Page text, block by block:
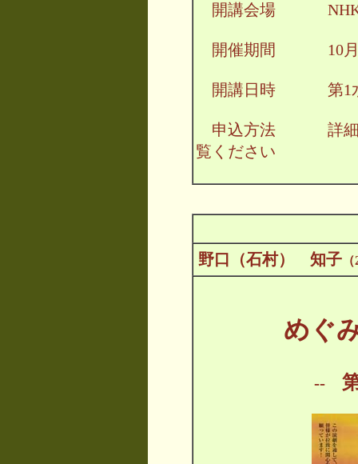
開講会場 NHK
開催期間 10月2
開講日時 第1
申込方法 詳細
覧ください
野口（石村） 知子
めぐ
--